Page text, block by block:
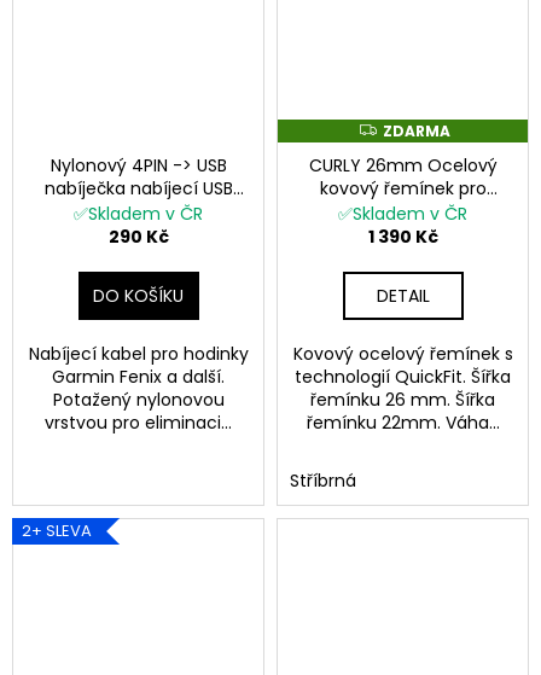
Nylonový 4PIN -> USB
nabíječka nabíjecí USB
kabel pro pc notebook
cestovní pro Garmin
✅Skladem v ČR
290 Kč
DO KOŠÍKU
Nabíjecí kabel pro hodinky
Garmin Fenix a další.
Potažený nylonovou
vrstvou pro eliminaci...
Z
D
A
R
M
A
ZDARMA
CURLY 26mm Ocelový
kovový řemínek pro
Garmin Fenix stříbrný
černý EASYFIT/QUICKFIT
✅Skladem v ČR
1 390 Kč
DETAIL
Kovový ocelový řemínek s
technologií QuickFit. Šířka
řemínku 26 mm. Šířka
řemínku 22mm. Váha...
Stříbrná
2+ SLEVA
u
č